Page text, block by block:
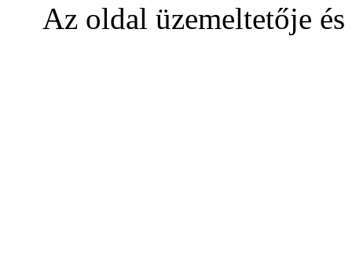
Az oldal üzemeltetője